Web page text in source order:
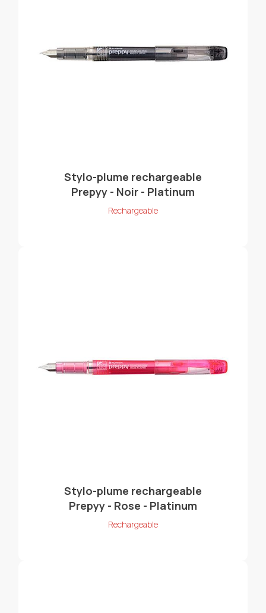
Stylo-plume rechargeable
Prepyy - Noir - Platinum
Rechargeable
Stylo-plume rechargeable
Prepyy - Rose - Platinum
Rechargeable